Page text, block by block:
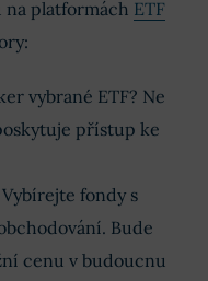
platformách ETF
vybrané ETF? Ne
přístup ke
Vybírejte fondy s
Bude
cenu v budoucnu